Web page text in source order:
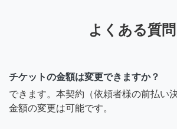
よくある質問
チケットの金額は変更できますか？
できます。本契約（依頼者様の前払い
金額の変更は可能です。